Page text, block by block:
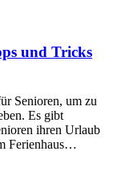
und Tricks
Senioren, um zu
Es gibt
ihren Urlaub
Ferienhaus…